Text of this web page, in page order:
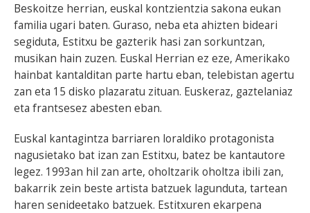
Beskoitze herrian, euskal kontzientzia sakona eukan
familia ugari baten. Guraso, neba eta ahizten bideari
segiduta, Estitxu be gazterik hasi zan sorkuntzan,
musikan hain zuzen. Euskal Herrian ez eze, Amerikako
hainbat kantalditan parte hartu eban, telebistan agertu
zan eta 15 disko plazaratu zituan. Euskeraz, gaztelaniaz
eta frantsesez abesten eban.
Euskal kantagintza barriaren loraldiko protagonista
nagusietako bat izan zan Estitxu, batez be kantautore
legez. 1993an hil zan arte, oholtzarik oholtza ibili zan,
bakarrik zein beste artista batzuek lagunduta, tartean
haren senideetako batzuek. Estitxuren ekarpena